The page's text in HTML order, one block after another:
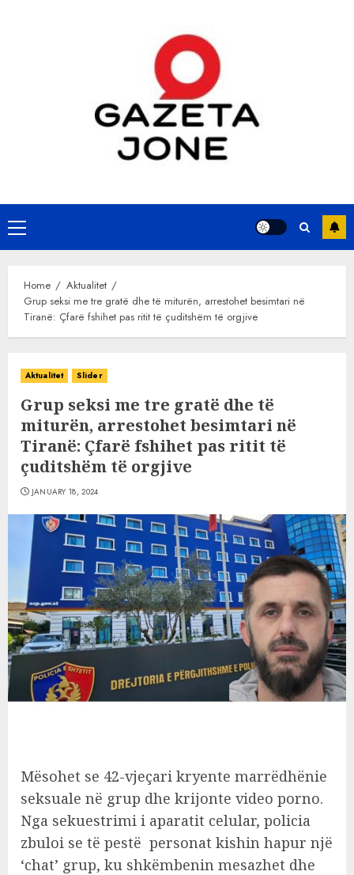
Primary
Menu
Home
Aktualitet
Grup seksi me tre gratë dhe të miturën, arrestohet besimtari në
Tiranë: Çfarë fshihet pas ritit të çuditshëm të orgjive
Aktualitet Slider
Grup seksi me tre gratë dhe të
miturën, arrestohet besimtari në
Tiranë: Çfarë fshihet pas ritit të
çuditshëm të orgjive
JANUARY 18, 2024
Mësohet se 42-vjeçari kryente marrëdhënie
seksuale në grup dhe krijonte video porno.
Nga sekuestrimi i aparatit celular, policia
zbuloi se të pestë personat kishin hapur një
‘chat’ grup, ku shkëmbenin mesazhet dhe